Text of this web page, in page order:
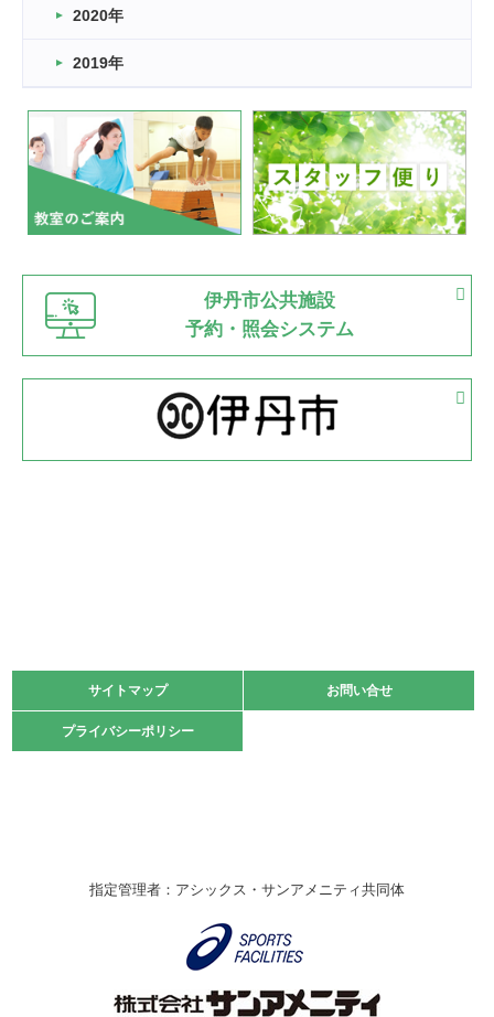
2022.11.03
緑ケ丘体育館
いたっぼーる大会☆彡
緑ケ丘体育館
2022.07.03
市内総合体育大会が開始
緑ケ丘体育館 猪名川運動広場
古池運動広場
2022.06.12
県知事杯争奪バレーボール大会が開催
緑ケ丘体育館
2022.05.05
体育協会長杯 バドミントン競技の部
2022.05.22
緑ケ丘体育館
2021.10.23
卓球選手権大会ラージボールの部開催☆
伊丹市総合体育大会 バレーボール大会が開催されました
なわとびイベントを開催しました！
2020年
2019年
伊丹市公共施設
予約・照会システム
サイトマップ お問い合せ
プライバシーポリシー
サイトマップ お問い合せ
プライバシーポリシー
指定管理者：アシックス・サンアメニティ共同体